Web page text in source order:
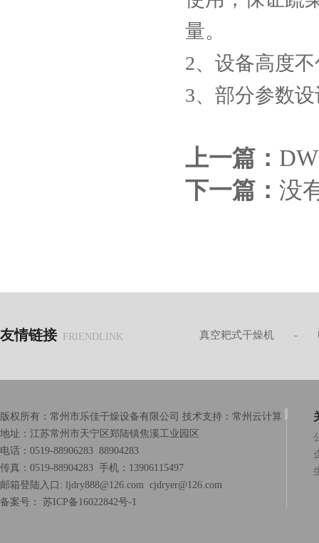
量。
2、设备高度
3、部分参数
上一篇：
下一篇： 没
友情链接 FRIENDLINK 真空耙式干燥机 -
版权所有：常州市乐佳干燥设备有限公司 技术支持： 常州云计算
地址：江苏常州市天宁区郑陆镇焦溪工业园区
电话：0519-88906283 88904283
传真：0519-88904283 手机：13906115497
邮箱登陆入口: ljdry888@126.com cjdryer@126.com
备案号： 苏ICP备16022842号-1